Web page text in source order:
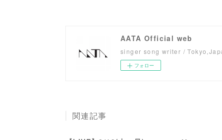
AATA Official web
singer song writer /
フォロー
関連記事